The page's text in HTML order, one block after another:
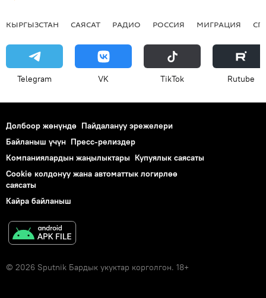
КЫРГЫЗСТАН САЯСАТ РАДИО РОССИЯ МИГРАЦИЯ
Telegram VK ТikТоk Rutube
Долбоор жөнүндө Пайдалануу эрежелери
Байланыш үчүн Пресс-релиздер
Компаниялардын жаңылыктары Купуялык саясаты
Cookie колдонуу жана автоматтык логирлөө
саясаты
Кайра байланыш
© 2026 Sputnik Бардык укуктар корголгон. 18+